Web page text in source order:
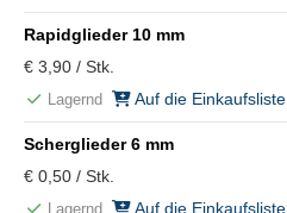
Rapidglieder 10 mm
€ 3,90 / Stk.
Lagernd Auf die Einkaufsliste
Scherglieder 6 mm
€ 0,50 / Stk.
Lagernd Auf die Einkaufsliste